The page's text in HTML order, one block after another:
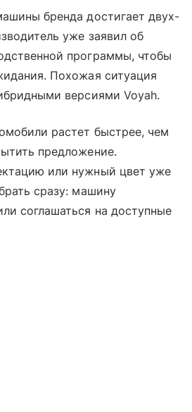
бренда достигает двух-
уже заявил об
программы, чтобы
Похожая ситуация
версиями Voyah.
растет быстрее, чем
предложение.
или нужный цвет уже
сразу: машину
соглашаться на доступные